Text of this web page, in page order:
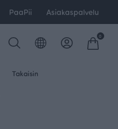
PaaPii Asiakaspalvelu
0
Takaisin